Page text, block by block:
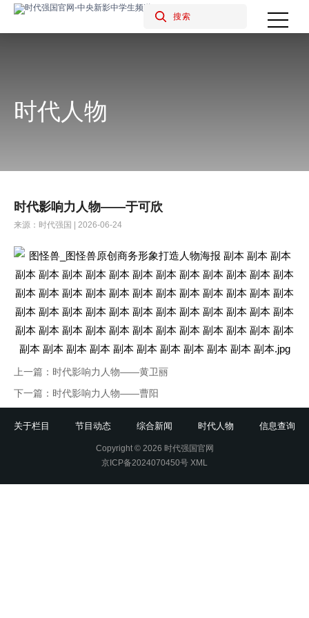
时代人物
时代影响力人物——于可欣
来源：时代强国 | 2026-06-24
上一篇： 时代影响力人物——黄卫丽
下一篇： 时代影响力人物——曹阳
关于栏目 节目动态 综合新闻 时代人物 信息查询
Copyright © 2026 时代强国官网
京ICP备2024070450号 XML